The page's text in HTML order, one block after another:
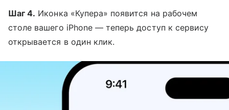
Шаг 4. Иконка «Купера» появится на рабочем
столе вашего iPhone — теперь доступ к сервису
открывается в один клик.